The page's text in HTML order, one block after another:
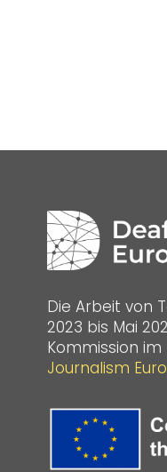
Die Arbeit von
2023 bis Mai
Kommission
Journalism